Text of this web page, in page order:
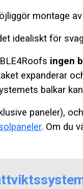
montage
idealiskt för
ingen
expanderar
balkar
paneler),
. Om du